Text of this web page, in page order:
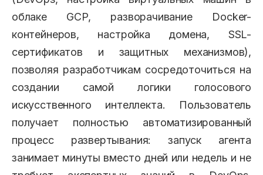
облаке GCP, разворачивание Docker-
контейнеров, настройка домена, SSL-
сертификатов и защитных механизмов),
позволяя разработчикам сосредоточиться на
создании самой логики голосового
искусственного интеллекта. Пользователь
получает полностью автоматизированный
процесс развертывания: запуск агента
занимает минуты вместо дней или недель и не